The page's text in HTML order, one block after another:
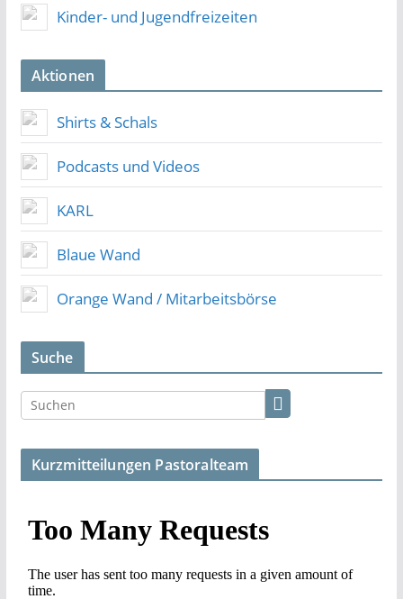
Kinder- und Jugendfreizeiten
Aktionen
Shirts & Schals
Podcasts und Videos
KARL
Blaue Wand
Orange Wand / Mitarbeitsbörse
Suche
Kurzmitteilungen Pastoralteam